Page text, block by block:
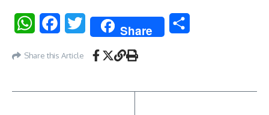
WhatsAppFacebookTwitter Share
Share this Article